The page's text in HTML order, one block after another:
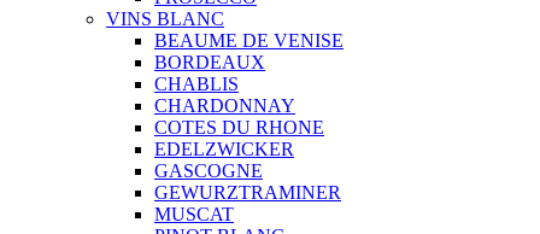
VINS BLANC
BEAUME DE VENISE
BORDEAUX
CHABLIS
CHARDONNAY
COTES DU RHONE
EDELZWICKER
GASCOGNE
GEWURZTRAMINER
MUSCAT